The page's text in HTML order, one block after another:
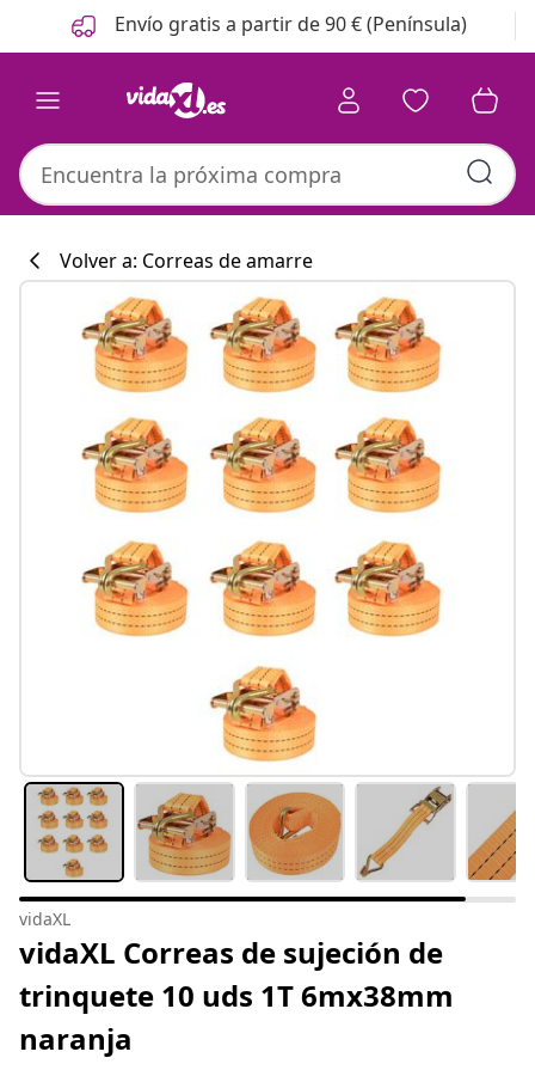
Anterior
Siguiente Envío gratis a partir de 90 € (Península)
#sharemevidaxl
Colección de
Volver a: Correas de amarre
vidaXL
vidaXL Correas de sujeción de
trinquete 10 uds 1T 6mx38mm
naranja